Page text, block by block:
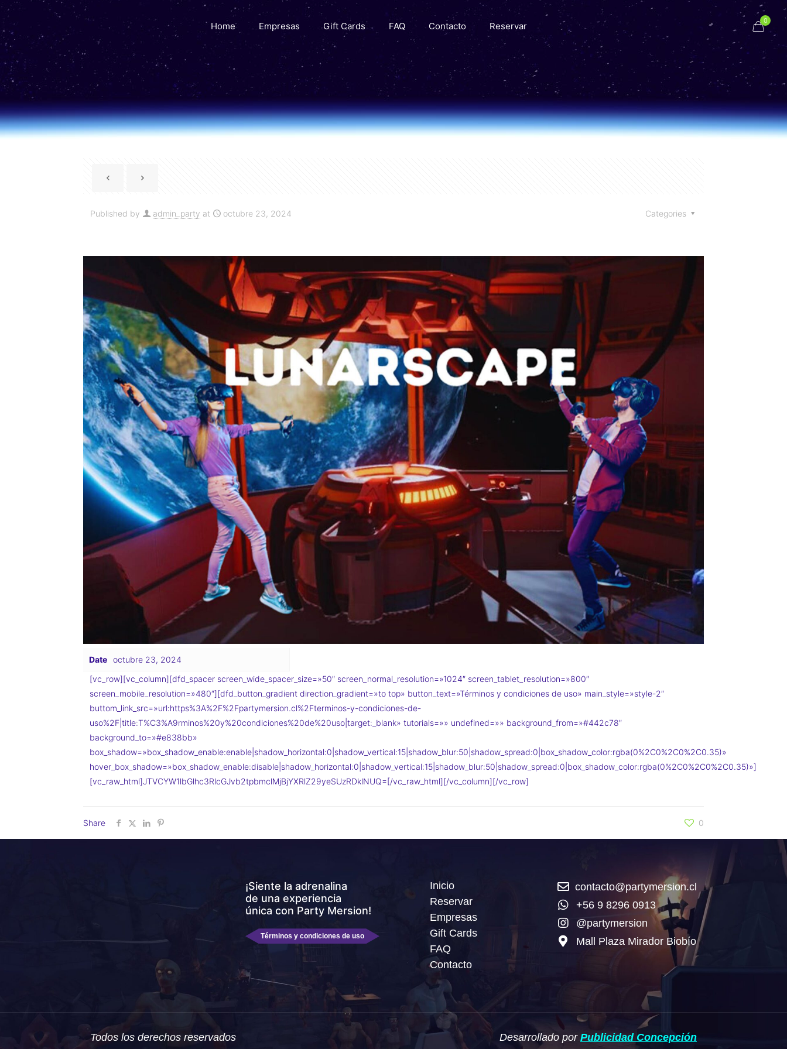
Home Empresas Gift Cards FAQ Contacto Reservar 0
Published by admin_party at octubre 23, 2024 Categories
Date octubre 23, 2024
[vc_row][vc_column][dfd_spacer screen_wide_spacer_size=»50″ screen_normal_resolution=»1024″ screen_tablet_resolution=»800″
screen_mobile_resolution=»480″][dfd_button_gradient direction_gradient=»to top» button_text=»Términos y condiciones de uso» main_style=»style-2″
buttom_link_src=»url:https%3A%2F%2Fpartymersion.cl%2Fterminos-y-condiciones-de-
uso%2F|title:T%C3%A9rminos%20y%20condiciones%20de%20uso|target:_blank» tutorials=»» undefined=»» background_from=»#442c78″
background_to=»#e838bb»
box_shadow=»box_shadow_enable:enable|shadow_horizontal:0|shadow_vertical:15|shadow_blur:50|shadow_spread:0|box_shadow_color:rgba(0%2C0%2C0%2C0.35)»
hover_box_shadow=»box_shadow_enable:disable|shadow_horizontal:0|shadow_vertical:15|shadow_blur:50|shadow_spread:0|box_shadow_color:rgba(0%2C0%2C0%2C0.35)»]
[vc_raw_html]JTVCYW1lbGlhc3RlcGJvb2tpbmclMjBjYXRlZ29yeSUzRDklNUQ=[/vc_raw_html][/vc_column][/vc_row]
Share 0
¡Siente la adrenalina
de una experiencia
única con Party Mersion!
Términos y condiciones de uso
Inicio
Reservar
Empresas
Gift Cards
FAQ
Contacto
contacto@partymersion.cl
+56 9 8296 0913
@partymersion
Mall Plaza Mirador Biobío
Todos los derechos reservados Desarrollado por Publicidad Concepción